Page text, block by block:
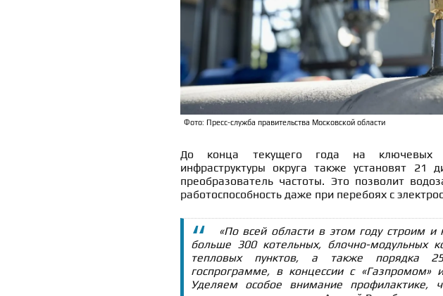
Фото: Пресс-служба правительства Московской области
До конца текущего года на ключевых
инфраструктуры округа также установят 21
преобразователь частоты. Это позволит
работоспособность даже при перебоях с
«По всей области в этом году строим и
больше 300 котельных, блочно-модульных
тепловых пунктов, а также порядка
госпрограмме, в концессии с «Газпромом»
Уделяем особое внимание профилактике,